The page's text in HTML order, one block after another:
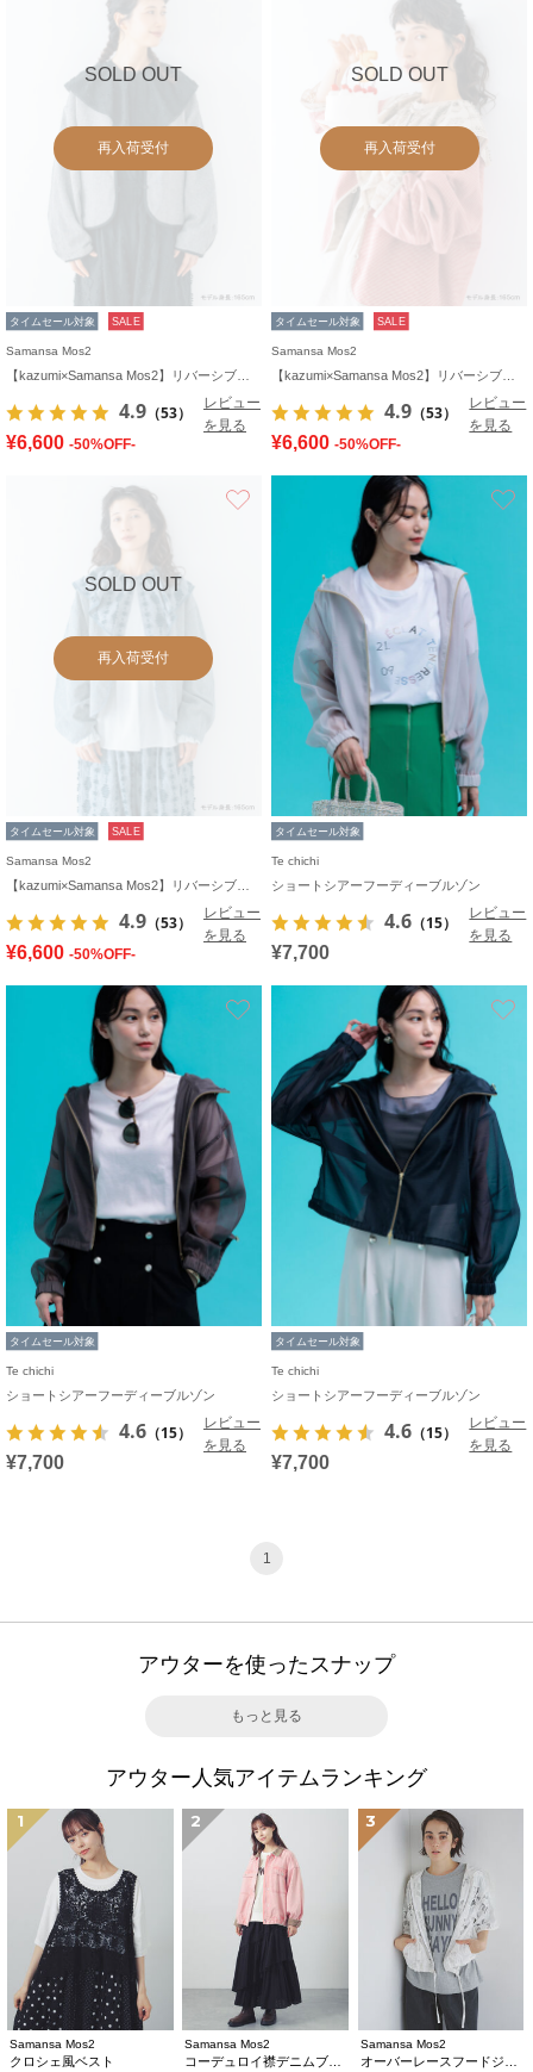
SOLD OUT
再入荷受付
タイムセール対象 SALE
Samansa Mos2
4.9 （53）
レビュー
を見る
¥6,600 -50%OFF-
SOLD OUT
再入荷受付
タイムセール対象 SALE
Samansa Mos2
4.9 （53）
レビュー
を見る
¥6,600 -50%OFF-
SOLD OUT
再入荷受付
タイムセール対象 SALE
Samansa Mos2
4.9 （53）
レビュー
を見る
¥6,600 -50%OFF-
タイムセール対象
Te chichi
ショートシアーフーディーブルゾン
4.6 （15）
レビュー
を見る
¥7,700
タイムセール対象
Te chichi
ショートシアーフーディーブルゾン
4.6 （15）
レビュー
を見る
¥7,700
タイムセール対象
Te chichi
ショートシアーフーディーブルゾン
4.6 （15）
レビュー
を見る
¥7,700
1
アウターを使ったスナップ
もっと見る
アウター人気アイテムランキング
1
Samansa Mos2
クロシェ風ベスト
2
Samansa Mos2
3
Samansa Mos2